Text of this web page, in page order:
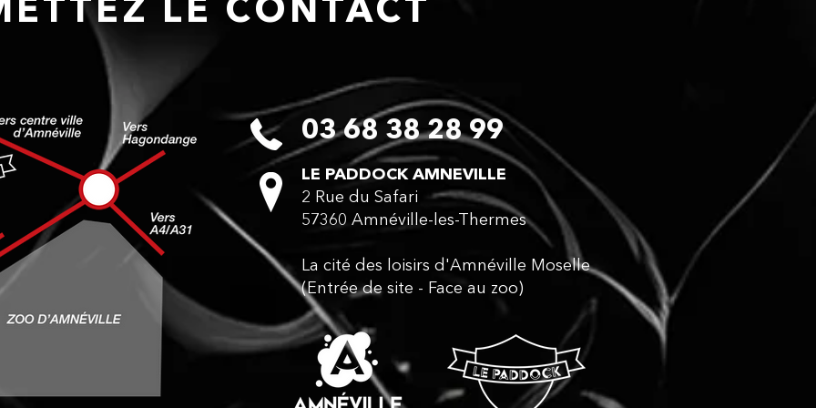
LE CONTACT
03 68 38 28 99
LE PADDOCK AMNEVILLE​
2 Rue du Safari
57360 Amnéville-les-Thermes
La cité des loisirs d'Amnéville Moselle
(Entrée de site - Face au zoo)